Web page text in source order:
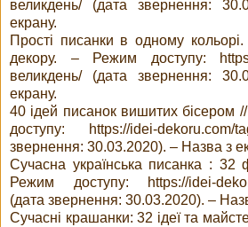
великдень/ (дата звернення:
екрану.
Прості писанки в одному
декору. – Режим доступу:
великдень/ (дата звернення:
екрану.
40 ідей писанок вишитих бісером
доступу: https://idei-dekoru.com/
звернення: 30.03.2020). – Назва з
Сучасна українська писанка : 32
Режим доступу: https://idei-
(дата звернення: 30.03.2020). –
Сучасні крашанки: 32 ідеї та